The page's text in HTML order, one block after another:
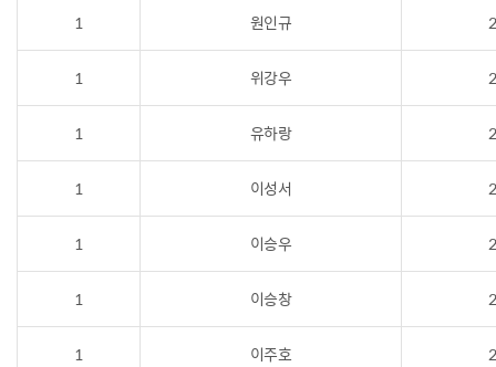
1 원인규
1 위강우
1 유하랑
1 이성서
1 이승우
1 이승창
1 이주호